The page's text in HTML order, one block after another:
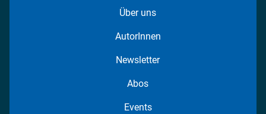
Über uns
AutorInnen
Newsletter
Abos
Events